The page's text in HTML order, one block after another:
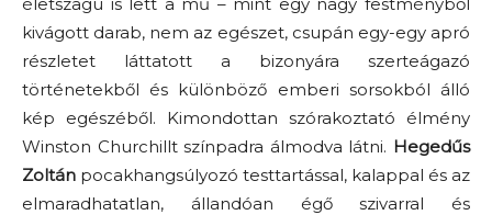
kivágott darab, nem az egészet, csupán egy-egy apró
részletet láttatott a bizonyára szerteágazó
történetekből és különböző emberi sorsokból álló
kép egészéből. Kimondottan szórakoztató élmény
Winston Churchillt színpadra álmodva látni. Hegedűs
Zoltán pocakhangsúlyozó testtartással, kalappal és az
elmaradhatatlan, állandóan égő szivarral és